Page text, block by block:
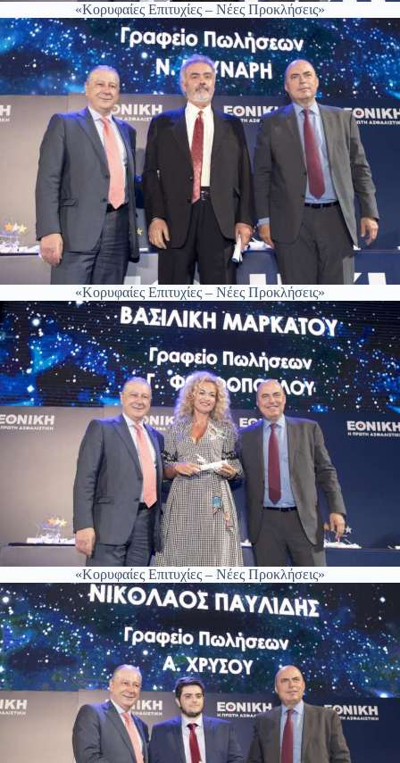
«Κορυφαίες Επιτυχίες – Νέες Προκλήσεις»
«Κορυφαίες Επιτυχίες – Νέες Προκλήσεις»
«Κορυφαίες Επιτυχίες – Νέες Προκλήσεις»